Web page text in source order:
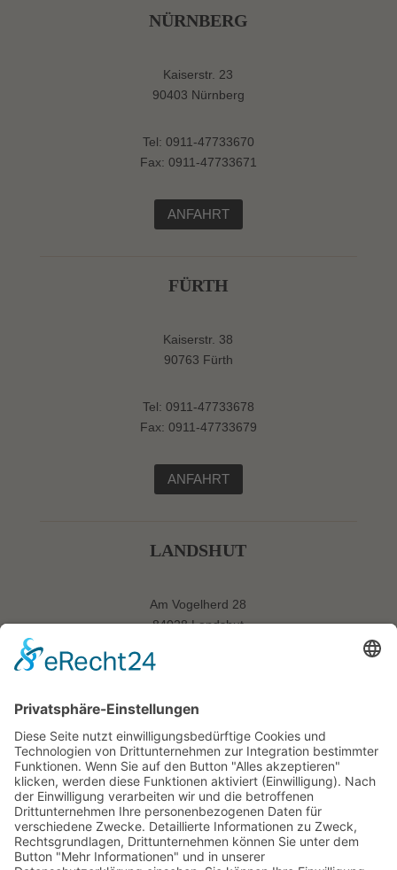
NÜRNBERG
Kaiserstr. 23
90403 Nürnberg
Tel: 0911-47733670
Fax: 0911-47733671
ANFAHRT
FÜRTH
Kaiserstr. 38
90763 Fürth
Tel: 0911-47733678
Fax: 0911-47733679
ANFAHRT
LANDSHUT
Am Vogelherd 28
84028 Landshut
Tel: 0871-20650050
ANFAHRT